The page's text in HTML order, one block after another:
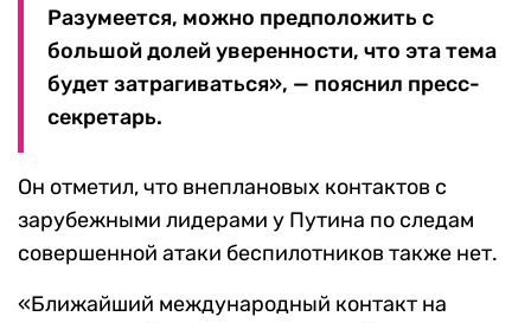
Разумеется, можно предположить с
большой долей уверенности, что эта тема
будет затрагиваться», — пояснил пресс-
секретарь.
Он отметил, что внеплановых контактов с
зарубежными лидерами у Путина по следам
совершенной атаки беспилотников также нет.
«Ближайший международный контакт на